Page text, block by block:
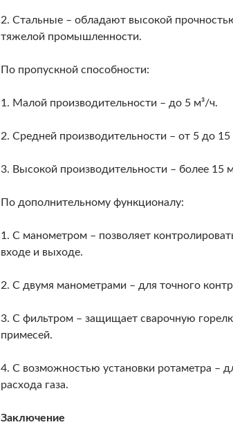
2. Стальные – обладают высокой
тяжелой промышленности.
По пропускной способности:
1. Малой производительности – до 5 м³/ч.
2. Средней производительности – от 5 до 15
3. Высокой производительности – более 15
По дополнительному функционалу:
1. С манометром – позволяет
входе и выходе.
2. С двумя манометрами – для точного
3. С фильтром – защищает сварочную
примесей.
4. С возможностью установки ротаметра –
расхода газа.
Заключение